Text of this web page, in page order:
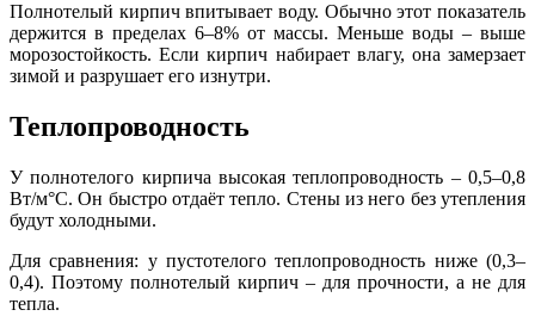
Полнотелый кирпич впитывает воду. Обычно этот показатель
держится в пределах 6–8% от массы. Меньше воды – выше
морозостойкость. Если кирпич набирает влагу, она замерзает
зимой и разрушает его изнутри.
Теплопроводность
У полнотелого кирпича высокая теплопроводность – 0,5–0,8
Вт/м°С. Он быстро отдаёт тепло. Стены из него без утепления
будут холодными.
Для сравнения: у пустотелого теплопроводность ниже (0,3–
0,4). Поэтому полнотелый кирпич – для прочности, а не для
тепла.